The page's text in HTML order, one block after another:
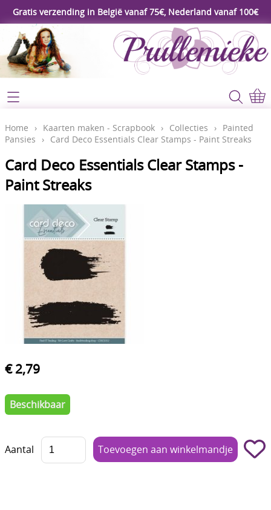
Gratis verzending in België vanaf 75€, Nederland vanaf 100€
Webshop
Koopjeshoek
Workshop
Lijm - Tape - Magneten
Papier - karton - enveloppen
Kaarten maken - Scrapbook
Verf en Co°
Bullet Journalling
Tekenen - Schrijven - kleuren
Basis
Bloemen uit crêpepapier of chenille
Kleuren - verf - Mediums
Home
Contact
Mijn account
Video's
Home › Kaarten maken - Scrapbook › Collecties › Painted
Pansies
› Card Deco Essentials Clear Stamps - Paint Streaks
Card Deco Essentials Clear Stamps -
Paint Streaks
€ 2,79
Beschikbaar
Aantal